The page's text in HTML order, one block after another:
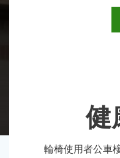
健
輪椅使用者公車